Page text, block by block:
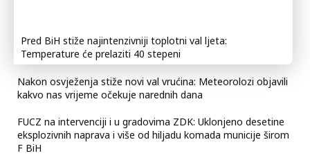
Pred BiH stiže najintenzivniji toplotni val ljeta:
Temperature će prelaziti 40 stepeni
Nakon osvježenja stiže novi val vrućina: Meteorolozi objavili
kakvo nas vrijeme očekuje narednih dana
FUCZ na intervenciji i u gradovima ZDK: Uklonjeno desetine
eksplozivnih naprava i više od hiljadu komada municije širom
F BiH